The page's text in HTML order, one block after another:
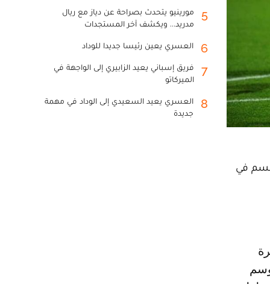
في
5
مورينيو يتحدث بصراحة عن دياز مع ريال
مدريد... ويكشف آخر المستجدات
6 العسري يعين رئيسا جديدا للوداد
7
فريق إسباني يعيد الزابيري إلى الواجهة في
الميركاتو
8
العسري يعيد السعيدي إلى الوداد في مهمة
جديدة